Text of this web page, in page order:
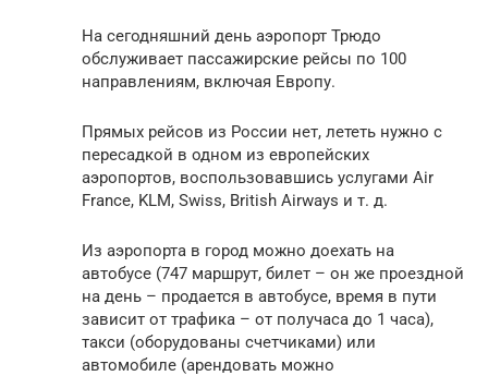
На сегодняшний день аэропорт Трюдо
обслуживает пассажирские рейсы по 100
направлениям, включая Европу.
Прямых рейсов из России нет, лететь нужно с
пересадкой в одном из европейских
аэропортов, воспользовавшись услугами Air
France, KLM, Swiss, British Airways и т. д.
Из аэропорта в город можно доехать на
автобусе (747 маршрут, билет – он же проездной
на день – продается в автобусе, время в пути
зависит от трафика – от получаса до 1 часа),
такси (оборудованы счетчиками) или
автомобиле (арендовать можно